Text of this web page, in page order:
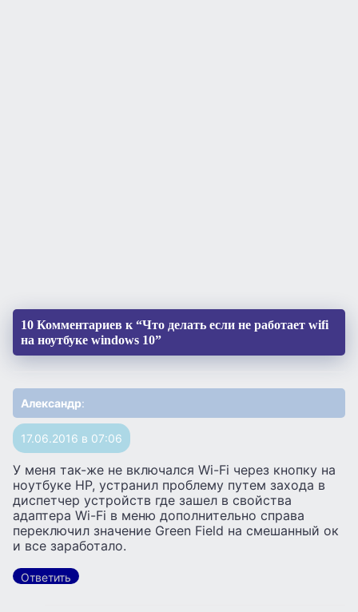
10 Комментариев к “Что делать если не работает wifi
на ноутбуке windows 10”
Александр:
17.06.2016 в 07:06
У меня так-же не включался Wi-Fi через кнопку на
ноутбуке HP, устранил проблему путем захода в
диспетчер устройств где зашел в свойства
адаптера Wi-Fi в меню дополнительно справа
переключил значение Green Field на смешанный ок
и все заработало.
Ответить